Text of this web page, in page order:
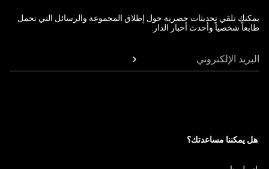
يمكنك تلقي تحديثات حصرية حول إطلاق المجموعة والرسائل التي تحمل
طابعاً شخصياً وأحدث أخبار الدار.
البريد الإلكتروني
هل يمكننا مساعدتك؟